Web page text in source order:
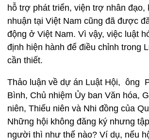
hỗ trợ phát triển, viện trợ nhân đạo,
nhuận tại Việt Nam cũng đã được
động ở Việt Nam. Vì vậy, việc luật
định hiện hành để điều chỉnh trong
cần thiết.
Thảo luận về dự án Luật Hội, ông
Bình, Chủ nhiệm Ủy ban Văn hóa,
niên, Thiếu niên và Nhi đồng của
Những hội không đăng ký nhưng
người thì như thế nào? Ví dụ, nếu